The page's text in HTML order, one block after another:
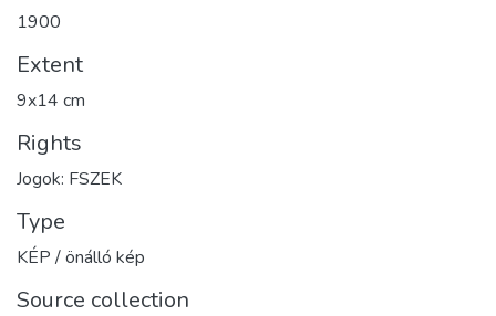
1900
Extent
9x14 cm
Rights
Jogok: FSZEK
Type
KÉP / önálló kép
Source collection